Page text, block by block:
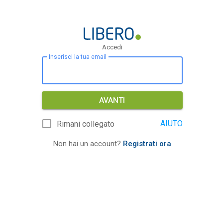
Accedi
Inserisci la tua email
AVANTI
Rimani collegato AIUTO
Non hai un account? Registrati ora